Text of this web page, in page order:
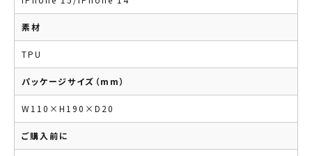
素材
TPU
パッケージサイズ（mm）
W110×H190×D20
ご購入前に